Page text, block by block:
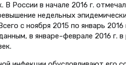
России в начале 2016 г.
недельных
с ноября 2015 по январь
в январе–феврале 2016 г. в